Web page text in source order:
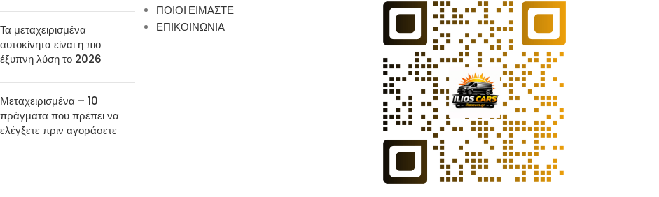
Τα μεταχειρισμένα
αυτοκίνητα είναι η πιο
έξυπνη λύση το 2026
Μεταχειρισμένα – 10
πράγματα που πρέπει να
ελέγξετε πριν αγοράσετε
ΠΟΙΟΙ ΕΙΜΑΣΤΕ
ΕΠΙΚΟΙΝΩΝΙΑ